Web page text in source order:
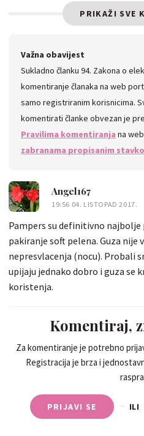
PRIKAŽI SVE
Važna obavijest
Sukladno članku 94. Zakona o
komentiranje članaka na web
samo registriranim korisnicima.
komentirati članke obvezan je
Pravilima komentiranja na
zabranama propisanim
Angel167
19:56 04. LISTOPAD 2017.
Pampers su definitivno najbolje
pakiranje soft pelena. Guza nije
nepresvlacenja (nocu). Probali
upijaju jednako dobro i guza se
koristenja.
Komentiraj,
Za komentiranje je potrebno
Registracija je brza i
PRIJAVI SE ILI